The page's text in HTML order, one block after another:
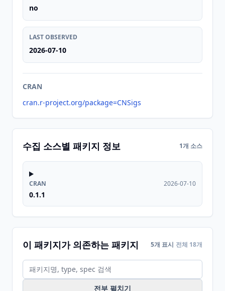
no
LAST OBSERVED
2026-07-10
CRAN
cran.r-project.org/package=CNSigs
수집 소스별 패키지 정보 1개 소스
CRAN
0.1.1
2026-07-10
이 패키지가 의존하는 패키지 5개 표시 전체 18개
전부 펼치기